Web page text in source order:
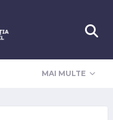
MAI MULTE